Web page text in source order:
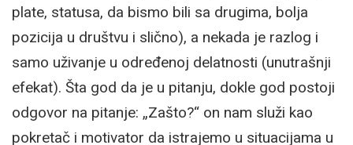
plate, statusa, da bismo bili sa drugima, bolja
pozicija u društvu i slično), a nekada je razlog i
samo uživanje u određenoj delatnosti (unutrašnji
efekat). Šta god da je u pitanju, dokle god postoji
odgovor na pitanje: „Zašto?“ on nam služi kao
pokretač i motivator da istrajemo u situacijama u